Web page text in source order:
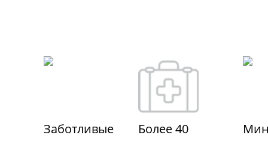
Заботливые
Более 40